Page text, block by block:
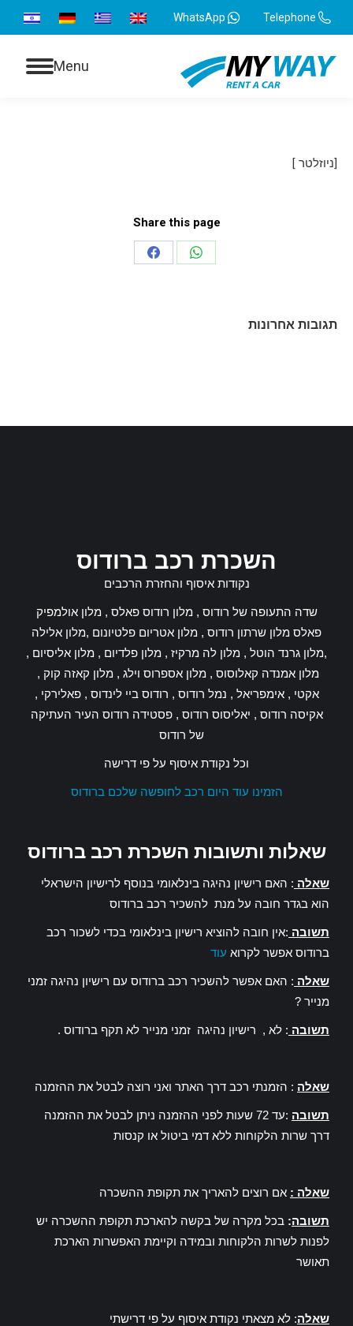
Telephone
WhatsApp
Menu
[ניוזלטר ]
Share this page
תגובות אחרונות
השכרת רכב ברודוס
נקודות איסוף והחזרת הרכבים
שדה התעופה של רודוס , מלון רודוס פאלס , מלון אולמפיק
פאלס מלון שרתון רודוס , מלון אטריום פלטיונום ,מלון אלילה
,מלון גרנד הוטל , מלון לה מרקיז , מלון פלדיום , מלון אליסיום ,
מלון אמנדה קאלוסוס , מלון אספרוס וילג , מלון קאזה קוק ,
אקטי , אימפריאל , נמל רודוס , רודוס ביי לינדוס , פאלירקי ,
אקיסה רודוס , יאליסוס רודוס , פסטידה רודוס העיר העתיקה
של רודוס
וכל נקודת איסוף על פי דרישה
הזמינו עוד היום רכב לחופשה שלכם ברודוס
שאלות ותשובות השכרת רכב ברודוס
שאלה : האם רישיון נהיגה בינלאומי בנוסף לרישיון הישראלי
הוא בגדר חובה על מנת להשכיר רכב ברודוס
תשובה :אין חובה להוציא רישיון בינלאומי בכדי לשכור רכב
ברודוס אפשר לקרוא עוד
שאלה : האם אפשר להשכיר רכב ברודוס עם רישיון נהיגה זמני
מנייר ?
תשובה : לא , רישיון נהיגה זמני מנייר לא תקף ברודוס .
שאלה : הזמנתי רכב דרך האתר ואני רוצה לבטל את ההזמנה
תשובה
:עד 72 שעות לפני ההזמנה ניתן לבטל את ההזמנה
דרך שרות הלקוחות ללא דמי ביטול או קנסות
שאלה : אם רוצים להאריך את תקופת ההשכרה
תשובה: בכל מקרה של בקשה להארכת תקופת ההשכרה יש
לפנות לשרות הלקוחות ובמידה וקיימת האפשרות הארכת
תאושר
שאלה: לא מצאתי נקודת איסוף על פי דרישתי